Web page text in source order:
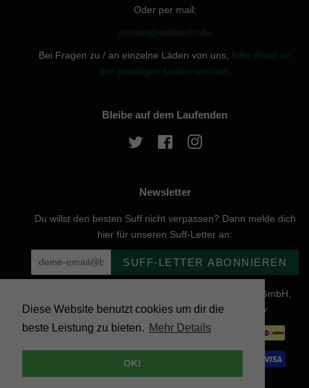
Diese Website benutzt cookies um dir die
beste Leistung zu bieten. Mehr Details
OK!
Oder per mail:
trinken@suffberlin.de
Bei Fragen zu / an einzelne Läden von uns,
bitte direkt an
den jeweiligen Laden wenden.
Bleibe auf dem Laufenden
Twitter Facebook
Newsletter
Du willst den besten Suff nicht verpassen? Dann melde dich
hier für unseren Suff-Letter an:
SUFF-LETTER ABONNIEREN
Urheberrecht © 2026, website created by Naturgenuss GmbH,
Nobelstraße 20, 12057 Berlin - Powered by Shopify
Zahlungsarten